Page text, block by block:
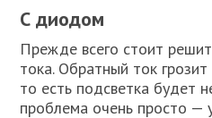
С диодом
Прежде всего стоит
тока. Обратный ток
то есть подсветка будет
проблема очень просто —